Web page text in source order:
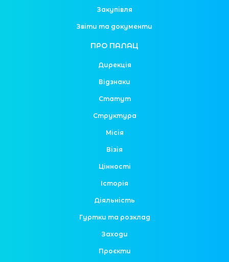
Закупівля
Звіти та документи
ПРО ПАЛАЦ
Дирекція
Відзнаки
Статут
Структура
Місія
Візія
Цінності
Історія
Діяльність
Гуртки та розклад
Заходи
Проєкти